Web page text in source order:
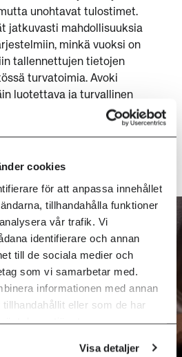
cookies
för att anpassa innehållet
tillhandahålla funktioner
vår trafik. Vi
identifierare och annan
till de sociala medier och
som vi samarbetar med.
informationen med annan
eller som de har
deras tjänster.
Visa detaljer
unohtavat tulostimet.
jatkuvasti mahdollisuuksia
minkä vuoksi on
tallennettujen tietojen
turvatoimia. Avoki
luotettava ja turvallinen
palvelukokonaisuus.
kehitystä ajatellen.